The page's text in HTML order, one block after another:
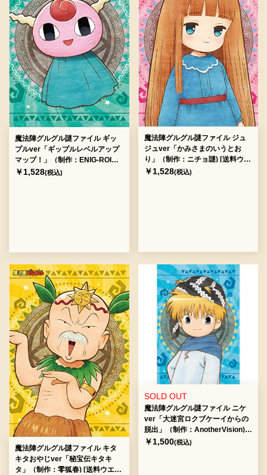
魔法陣グルグル謎ファイル ギッ
プルver「ギップルレベルアップ
マップ！」（制作：ENIG-ROID)
[送料ウエイト：2]
￥1,528(税込)
魔法陣グルグル謎ファイル ジュ
ジュver「かみさまのいうとお
り」（制作：ニチョ謎) [送料ウエ
イト：2]
￥1,528(税込)
魔法陣グルグル謎ファイル キタ
キタおやじver「秘宝伝キタキ
タ」（制作：零狐春) [送料ウエイ
SOLD OUT
魔法陣グルグル謎ファイル ニケ
ver「大迷宮ロクブケーイからの
脱出」（制作：AnotherVision)
[送料ウエイト：2]
￥1,500(税込)